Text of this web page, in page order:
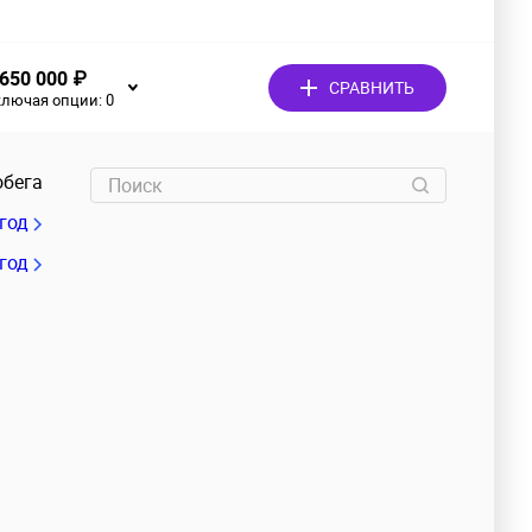
000 ₽
опции:0
СРАВНИТЬ